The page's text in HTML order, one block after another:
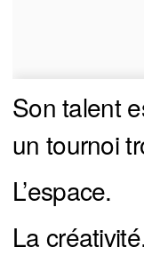
Son talent
un tournoi
L’espace.
La